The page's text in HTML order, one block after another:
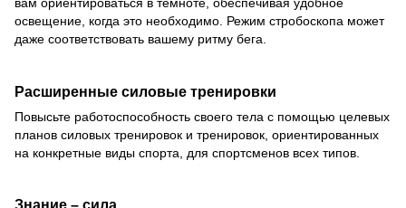
освещение, когда это необходимо. Режим стробоскопа может
даже соответствовать вашему ритму бега.
Расширенные силовые тренировки
Повысьте работоспособность своего тела с помощью целевых
планов силовых тренировок и тренировок, ориентированных
на конкретные виды спорта, для спортсменов всех типов.